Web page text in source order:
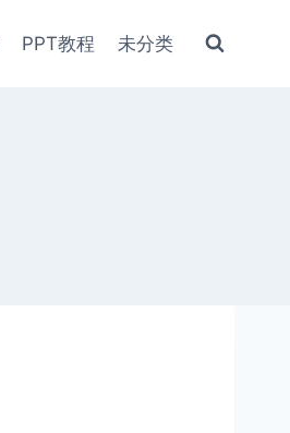
PPT教程 未分类